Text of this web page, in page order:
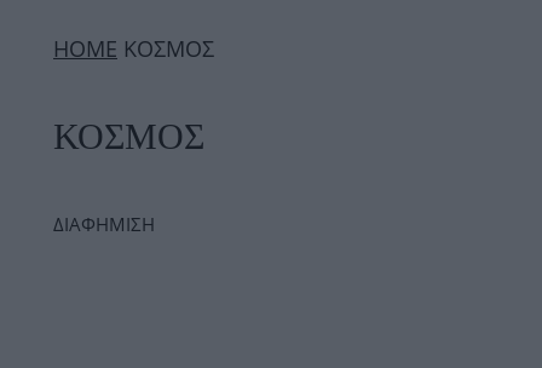
ΗΟΜΕ ΚΟΣΜΟΣ
ΚΟΣΜΟΣ
ΔΙΑΦΗΜΙΣΗ